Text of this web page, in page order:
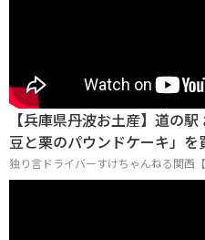
【兵庫県丹波お土産】道の
豆と栗のパウンドケーキ」を
独り言ドライバーすけちゃんねる関西